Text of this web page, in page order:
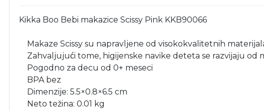
Kikka Boo Bebi makazice Scissy Pink KKB90066
Makaze Scissy su napravljene od visokokvalitetnih
Zahvaljujući tome, higijenske navike deteta se razvijaju od
Pogodno za decu od 0+ meseci
BPA bez
Dimenzije: 5.5×0.8×6.5 cm
Neto težina: 0.01 kg